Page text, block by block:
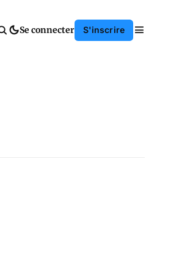
Se connecter S'inscrire